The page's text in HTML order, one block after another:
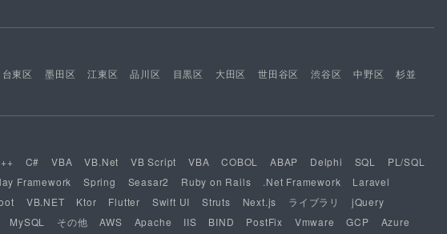
台東区 墨田区 江東区 品川区 目黒区 大田区 世田谷区 渋谷区 中野区
杉並
C# VBA VB.Net VB Script VBA COBOL ABAP Delphi SQL
PL/SQL
Framework Spring Seasar2 Ruby on Rails .Net Framework
Laravel
VB.NET Ktor Flutter Swift UI Struts Next.js ライブラリ
jQuery
MySQL その他 AWS Apache IIS BIND PostFix Vmware GCP
Azure